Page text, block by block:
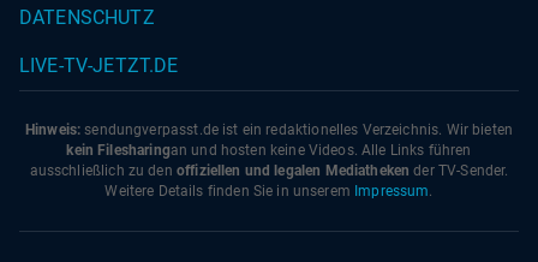
DATENSCHUTZ
LIVE-TV-JETZT.DE
Hinweis: sendungverpasst.de ist ein redaktionelles Verzeichnis. Wir bieten
kein Filesharingan und hosten keine Videos. Alle Links führen
ausschließlich zu den offiziellen und legalen Mediatheken der TV-Sender.
Weitere Details finden Sie in unserem Impressum.